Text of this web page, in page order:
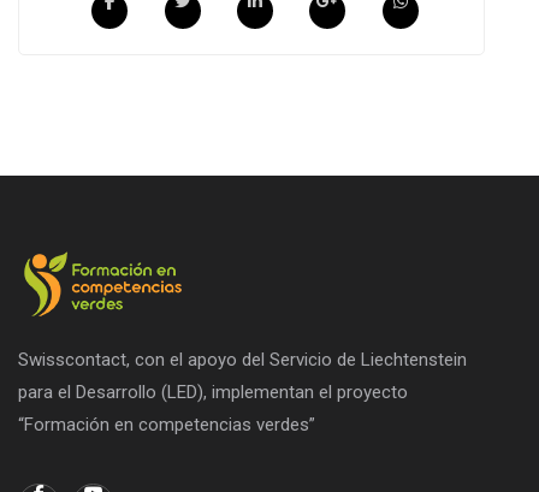
Swisscontact, con el apoyo del Servicio de Liechtenstein
para el Desarrollo (LED), implementan el proyecto
“Formación en competencias verdes”